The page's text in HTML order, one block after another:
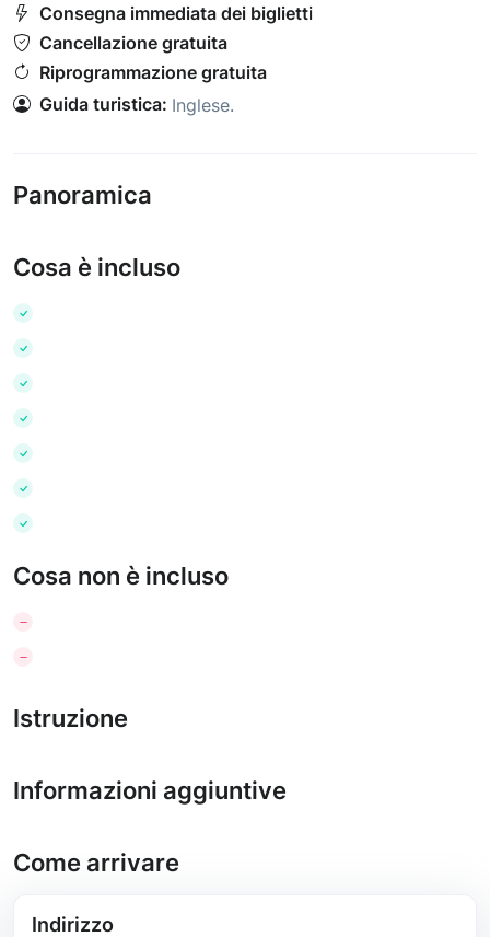
Consegna immediata dei biglietti
Cancellazione gratuita
Riprogrammazione gratuita
Guida turistica: Inglese.
Panoramica
Cosa è incluso
Cosa non è incluso
Istruzione
Informazioni aggiuntive
Come arrivare
Indirizzo